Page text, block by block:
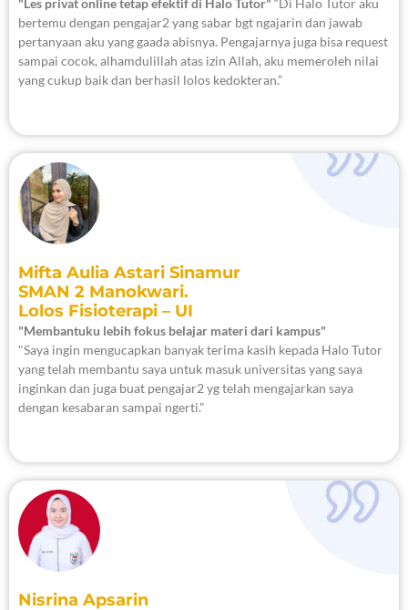
"Les privat online tetap efektif di Halo Tutor" “Di Halo Tutor aku
bertemu dengan pengajar2 yang sabar bgt ngajarin dan jawab
pertanyaan aku yang gaada abisnya. Pengajarnya juga bisa request
sampai cocok, alhamdulillah atas izin Allah, aku memeroleh nilai
yang cukup baik dan berhasil lolos kedokteran.”
Mifta Aulia Astari Sinamur
SMAN 2 Manokwari.
Lolos Fisioterapi – UI
"Membantuku lebih fokus belajar materi dari kampus"
"Saya ingin mengucapkan banyak terima kasih kepada Halo Tutor
yang telah membantu saya untuk masuk universitas yang saya
inginkan dan juga buat pengajar2 yg telah mengajarkan saya
dengan kesabaran sampai ngerti."
Nisrina Apsarin